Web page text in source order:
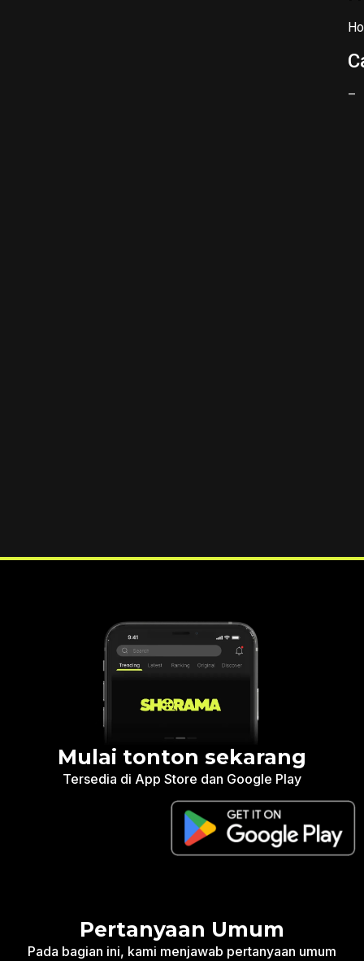
–
Mulai tonton sekarang
Tersedia di App Store dan Google Play
Pertanyaan Umum
Pada bagian ini, kami menjawab pertanyaan umum